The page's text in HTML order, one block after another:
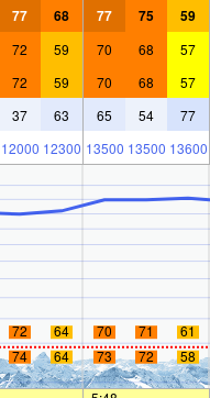
77 68 77 75 59
72 59 70 68 57
72 59 70 68 57
37 63 65 54 77
12000 12300 13500 13500 13600
72 64 70 71 61
74 64 73 72 58